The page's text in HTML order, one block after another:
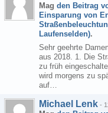
Mag den Beitrag
Einsparung von
Laufenselden).
Sehr geehrte
aus 2018. 1. Die
zu früh
wird morgens zu
auf…
Michael Lenk -